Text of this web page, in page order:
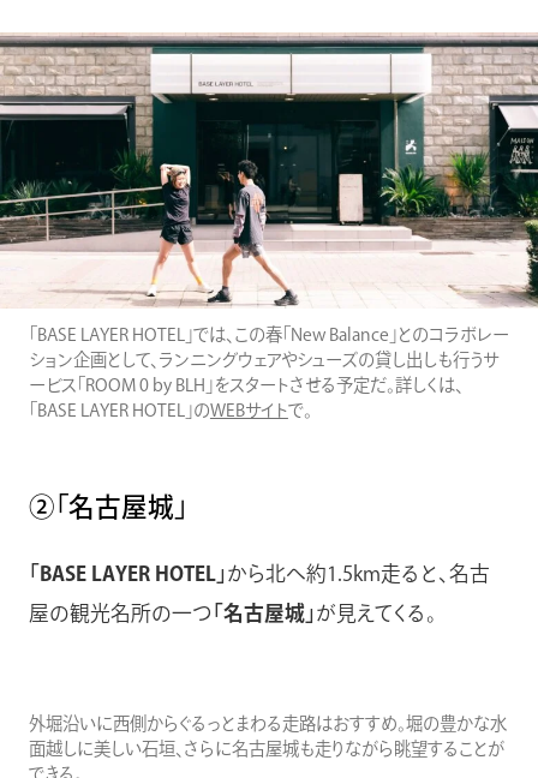
「BASE LAYER HOTEL」では、この春「New Balance」とのコラボレー
ション企画として、ランニングウェアやシューズの貸し出しも行うサ
ービス「ROOM 0 by BLH」をスタートさせる予定だ。詳しくは、
「BASE LAYER HOTEL」のWEBサイトで。
②「名古屋城」
「BASE LAYER HOTEL」 から北へ約1.5km走ると、名古
屋の観光名所の一つ 「名古屋城」 が見えてくる。
外堀沿いに西側からぐるっとまわる走路はおすすめ。堀の豊かな水
面越しに美しい石垣、さらに名古屋城も走りながら眺望することが
できる。